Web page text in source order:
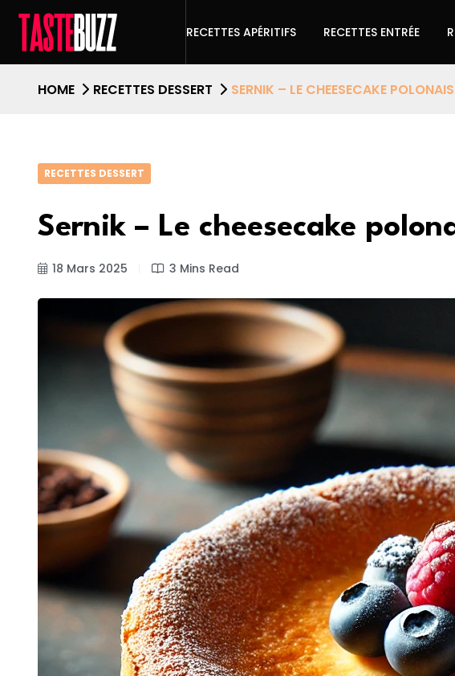
RECETTES APÉRITIFS RECETTES ENTRÉE
HOME RECETTES DESSERT SERNIK – LE CHEESECAKE
RECETTES DESSERT
Sernik – Le cheesecake
18 Mars 2025 3 Mins Read